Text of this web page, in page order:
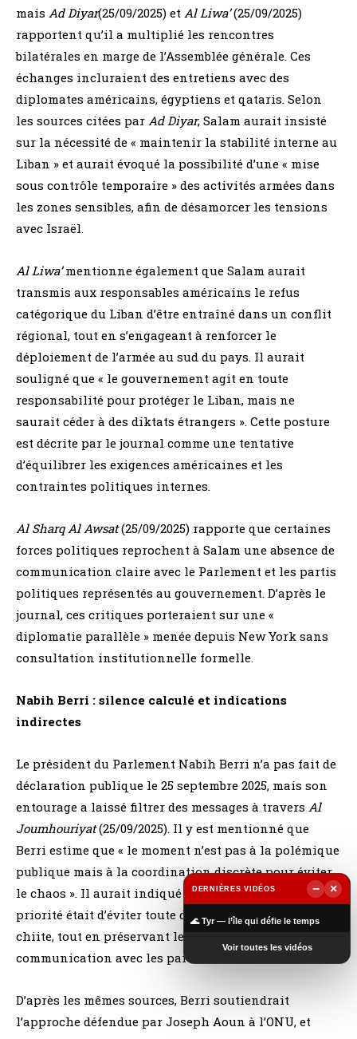
mais Ad Diyar(25/09/2025) et Al Liwa’(25/09/2025)
rapportent qu’il a multiplié les rencontres
bilatérales en marge de l’Assemblée générale. Ces
échanges incluraient des entretiens avec des
diplomates américains, égyptiens et qataris. Selon
les sources citées par Ad Diyar, Salam aurait insisté
sur la nécessité de « maintenir la stabilité interne au
Liban » et aurait évoqué la possibilité d’une « mise
sous contrôle temporaire » des activités armées dans
les zones sensibles, afin de désamorcer les tensions
avec Israël.
Al Liwa’mentionne également que Salam aurait
transmis aux responsables américains le refus
catégorique du Liban d’être entraîné dans un conflit
régional, tout en s’engageant à renforcer le
déploiement de l’armée au sud du pays. Il aurait
souligné que « le gouvernement agit en toute
responsabilité pour protéger le Liban, mais ne
saurait céder à des diktats étrangers ». Cette posture
est décrite par le journal comme une tentative
d’équilibrer les exigences américaines et les
contraintes politiques internes.
Al Sharq Al Awsat(25/09/2025) rapporte que certaines
forces politiques reprochent à Salam une absence de
communication claire avec le Parlement et les partis
politiques représentés au gouvernement. D’après le
journal, ces critiques porteraient sur une «
diplomatie parallèle » menée depuis New York sans
consultation institutionnelle formelle.
Nabih Berri : silence calculé et indications
indirectes
Le président du Parlement Nabih Berri n’a pas fait de
déclaration publique le 25 septembre 2025, mais son
entourage a laissé filtrer des messages à travers Al
Joumhouriyat(25/09/2025). Il y est mentionné que
Berri estime que « le moment n’est pas à la polémique
publique mais à la coordination discrète pour éviter
le chaos ». Il aurait indiqué à ses alliés que la
priorité était d’éviter toute division au sein du front
chiite, tout en préservant les canaux de
communication avec les partenaires arabes.
D’après les mêmes sources, Berri soutiendrait
l’approche défendue par Joseph Aoun à l’ONU, et
DERNIÈRES VIDÉOS −
×
🌊 Tyr — l’île qui défie le temps
Voir toutes les vidéos